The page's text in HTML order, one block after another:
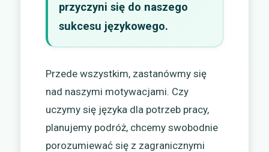
przyczyni się do naszego
sukcesu językowego.
Przede wszystkim, zastanówmy się
nad naszymi motywacjami. Czy
uczymy się języka dla potrzeb pracy,
planujemy podróż, chcemy swobodnie
porozumiewać się z zagranicznymi